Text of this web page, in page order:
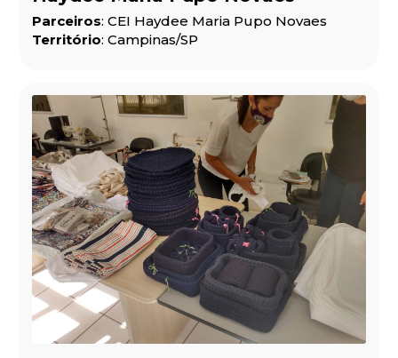
Parceiros: CEI Haydee Maria Pupo Novaes
Território: Campinas/SP